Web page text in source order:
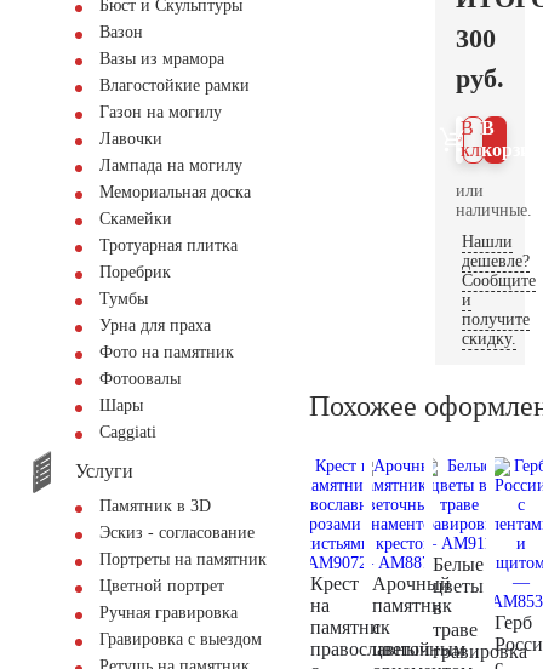
Бюст и Скульптуры
Вазон
Вазы из мрамора
Влагостойкие рамки
Газон на могилу
Лавочки
Лампада на могилу
Мемориальная доска
Скамейки
Тротуарная плитка
Поребрик
Тумбы
Урна для праха
Фото на памятник
Фотоовалы
Шары
Сaggiati
Услуги
Памятник в 3D
Эскиз - согласование
Портреты на памятник
Цветной портрет
Ручная гравировка
Гравировка с выездом
300
руб.
В
В 1
клик
или
наличные.
Нашли
дешевле?
Сообщите
и
получите
скидку.
Похожее
Крест
на
памятник
православный
Арочный
памятник
с
цветочным
Белые
цветы
в
траве
гравировка
Герб